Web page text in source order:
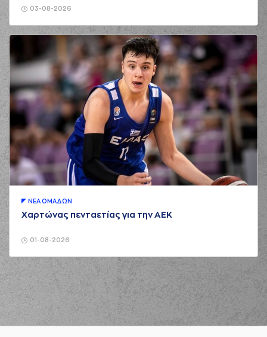
03-08-2026
01-08-2026
ΝΕA ΟΜAΔΩΝ
Χαρτώνας πενταετίας για την ΑΕΚ